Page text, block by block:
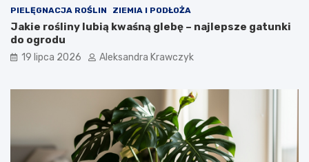
PIELĘGNACJA ROŚLIN ZIEMIA I PODŁOŻA
Jakie rośliny lubią kwaśną glebę – najlepsze gatunki
do ogrodu
19 lipca 2026 Aleksandra Krawczyk